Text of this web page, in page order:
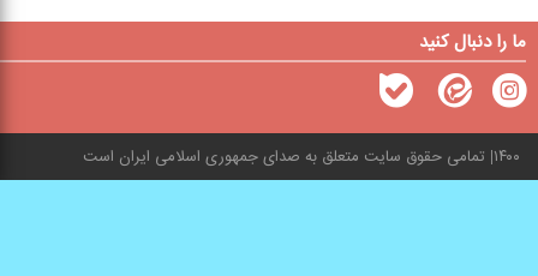
ما را دنبال کنید
۱۴۰۰ تمامی حقوق سایت متعلق به صدای جمهوری اسلامی ایران است